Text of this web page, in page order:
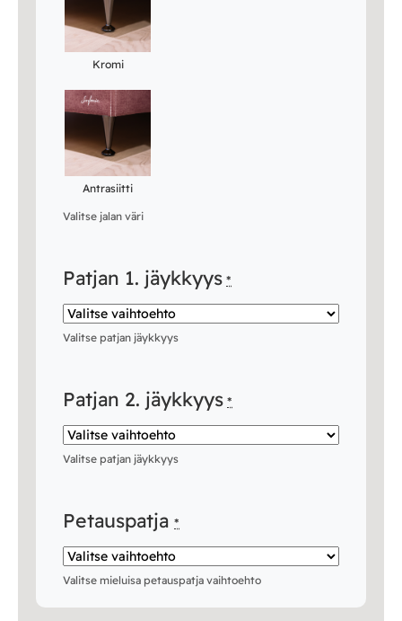
Kromi
Antrasiitti
Valitse jalan väri
Patjan 1. jäykkyys *
Valitse patjan jäykkyys
Patjan 2. jäykkyys *
Valitse patjan jäykkyys
Petauspatja *
Valitse mieluisa petauspatja vaihtoehto